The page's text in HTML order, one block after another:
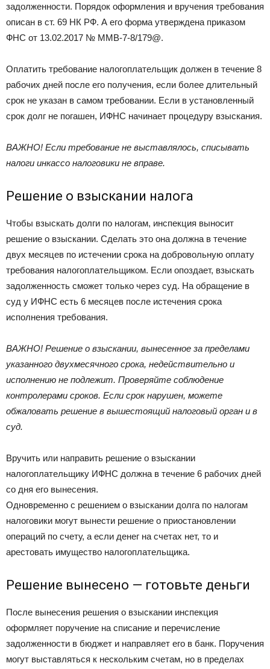
задолженности. Порядок оформления и вручения требования
описан в ст. 69 НК РФ. А его форма утверждена приказом
ФНС от 13.02.2017 № ММВ-7-8/179@.
Оплатить требование налогоплательщик должен в течение 8
рабочих дней после его получения, если более длительный
срок не указан в самом требовании. Если в установленный
срок долг не погашен, ИФНС начинает процедуру взыскания.
ВАЖНО! Если требование не выставлялось, списывать
налоги инкассо налоговики не вправе.
Решение о взыскании налога
Чтобы взыскать долги по налогам, инспекция выносит
решение о взыскании. Сделать это она должна в течение
двух месяцев по истечении срока на добровольную оплату
требования налогоплательщиком. Если опоздает, взыскать
задолженность сможет только через суд. На обращение в
суд у ИФНС есть 6 месяцев после истечения срока
исполнения требования.
ВАЖНО! Решение о взыскании, вынесенное за пределами
указанного двухмесячного срока, недействительно и
исполнению не подлежит. Проверяйте соблюдение
контролерами сроков. Если срок нарушен, можете
обжаловать решение в вышестоящий налоговый орган и в
суд.
Вручить или направить решение о взыскании
налогоплательщику ИФНС должна в течение 6 рабочих дней
со дня его вынесения.
Одновременно с решением о взыскании долга по налогам
налоговики могут вынести решение о приостановлении
операций по счету, а если денег на счетах нет, то и
арестовать имущество налогоплательщика.
Решение вынесено — готовьте деньги
После вынесения решения о взыскании инспекция
оформляет поручение на списание и перечисление
задолженности в бюджет и направляет его в банк. Поручения
могут выставляться к нескольким счетам, но в пределах